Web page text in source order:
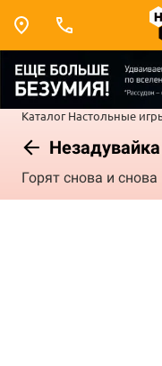
Каталог Настольные
Незадувайка
Горят снова и снова